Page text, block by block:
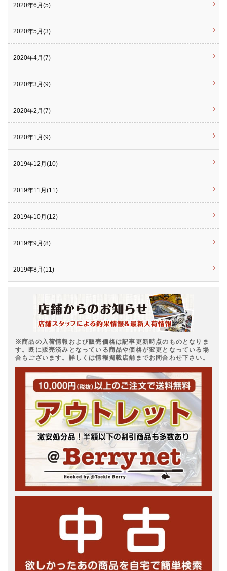
2020年6月(5)
2020年5月(3)
2020年4月(7)
2020年3月(9)
2020年2月(7)
2020年1月(9)
2019年12月(10)
2019年11月(11)
2019年10月(12)
2019年9月(8)
2019年8月(11)
※商品の入荷情報および販売価格は記事更新時点のものとなりま
す。既に販売済みとなっている商品や価格が変更となっている場
合もございます。詳しくは情報掲載店舗までお問合わせ下さい。